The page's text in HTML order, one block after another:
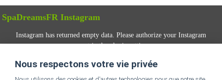
SpaDreamsFR Instagram
Instagram has returned empty data. Please authorize your Instagram
account in theplugin settings.
SUIVEZ-NOUS
Nous respectons votre vie privée